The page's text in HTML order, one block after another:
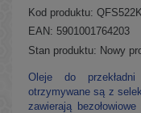
Kod produktu:
EAN: 5901001764203
Stan produktu: Nowy
Oleje do przekładni
otrzymywane są z
zawierają